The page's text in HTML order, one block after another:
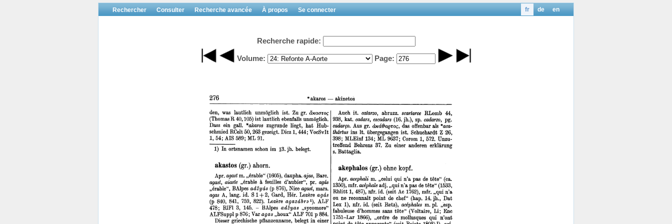
Rechercher Consulter Recherche avancée À propos Se connecter en
de
fr
Recherche rapide:
Volume: Page: